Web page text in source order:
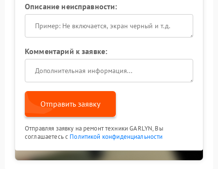
Описание неисправности:
Комментарий к заявке:
Отправить заявку
Отправляя заявку на ремонт техники GARLYN, Вы
соглашаетесь с Политикой конфиденциальности